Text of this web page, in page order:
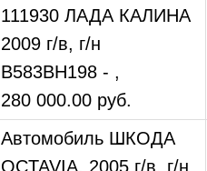
111930 ЛАДА КАЛИНА
2009 г/в, г/н
В583ВН198 - ,
280 000.00 руб.
Автомобиль ШКОДА
OCTAVIA, 2005 г/в, г/н